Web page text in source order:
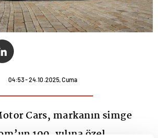
04:53 - 24.10.2025, Cuma
Cars, markanın simge
100. yılına özel